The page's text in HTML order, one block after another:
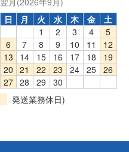
日
月 火 水 木 金
土
1
2 3 4
5
6
7 8 9 10 11
12
13
14 15 16 17 18
19
20
21 22 23 24 25
26
27 28 29
30
発送業務休日)